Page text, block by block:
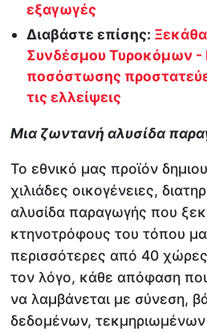
εξαγωγές
Διαβάστε επίσης:
Συνδέσμου Τυροκόμων -
ποσόστωσης
τις ελλείψεις
Μια ζωντανή αλυσίδα
Το εθνικό μας προϊόν
χιλιάδες οικογένειες,
αλυσίδα παραγωγής που
κτηνοτρόφους του τόπου
περισσότερες από 40
τον λόγο, κάθε απόφαση
να λαμβάνεται με σύνεση,
δεδομένων, τεκμηριωμένων